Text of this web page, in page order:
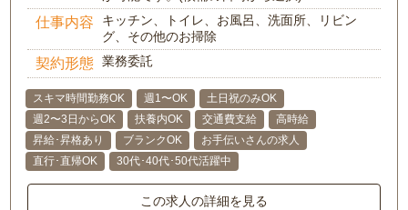
仕事内容
キッチン、トイレ、お風呂、洗面所、リビン
グ、その他のお掃除
契約形態 業務委託
スキマ時間勤務OK 週1〜OK
土日祝のみOK
週2〜3日からOK
扶養内OK 交通費支給
高時給
昇給･昇格あり
ブランクOK
お手伝いさんの求人
直行･直帰OK
30代･40代･50代活躍中
この求人の詳細を見る